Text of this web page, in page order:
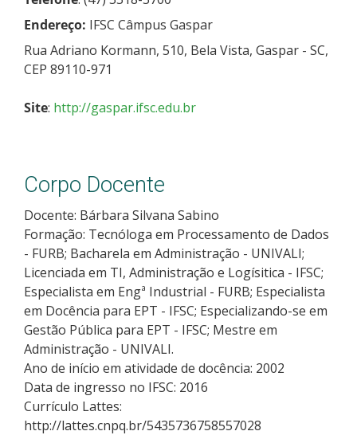
Endereço: IFSC Câmpus Gaspar
Rua Adriano Kormann, 510, Bela Vista, Gaspar - SC,
CEP 89110-971
Site: http://gaspar.ifsc.edu.br
Corpo Docente
Docente: Bárbara Silvana Sabino
Formação: Tecnóloga em Processamento de Dados
- FURB; Bacharela em Administração - UNIVALI;
Licenciada em TI, Administração e Logísitica - IFSC;
Especialista em Engª Industrial - FURB; Especialista
em Docência para EPT - IFSC; Especializando-se em
Gestão Pública para EPT - IFSC; Mestre em
Administração - UNIVALI.
Ano de início em atividade de docência: 2002
Data de ingresso no IFSC: 2016
Currículo Lattes:
http://lattes.cnpq.br/5435736758557028